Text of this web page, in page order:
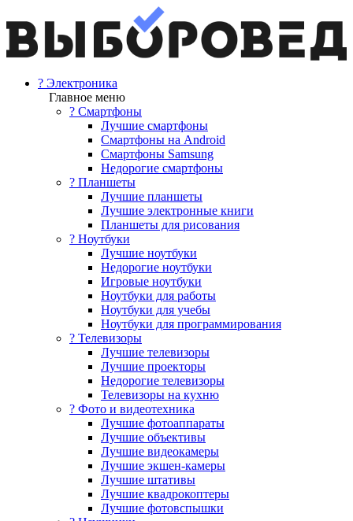
? Электроника
Главное меню
? Смартфоны
Лучшие смартфоны
Смартфоны на Android
Смартфоны Samsung
Недорогие смартфоны
? Планшеты
Лучшие планшеты
Лучшие электронные книги
Планшеты для рисования
? Ноутбуки
Лучшие ноутбуки
Недорогие ноутбуки
Игровые ноутбуки
Ноутбуки для работы
Ноутбуки для учебы
Ноутбуки для программирования
? Телевизоры
Лучшие телевизоры
Лучшие проекторы
Недорогие телевизоры
Телевизоры на кухню
? Фото и видеотехника
Лучшие фотоаппараты
Лучшие объективы
Лучшие видеокамеры
Лучшие экшен-камеры
Лучшие штативы
Лучшие квадрокоптеры
Лучшие фотовспышки